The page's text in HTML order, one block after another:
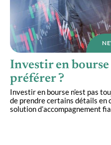
Investir en bourse
préférer ?
Investir en bourse n’est pas
de prendre certains détails en
solution d’accompagnement